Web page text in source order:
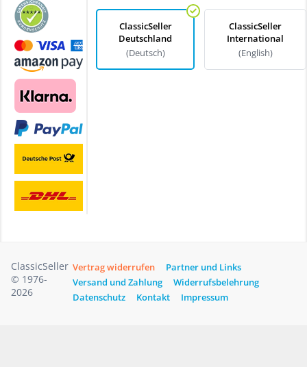
ClassicSeller
Deutschland
(Deutsch)
ClassicSeller
International
(English)
ClassicSeller
© 1976-
2026
Vertrag widerrufen
Partner und Links
Versand und Zahlung
Widerrufsbelehrung
Datenschutz
Kontakt Impressum